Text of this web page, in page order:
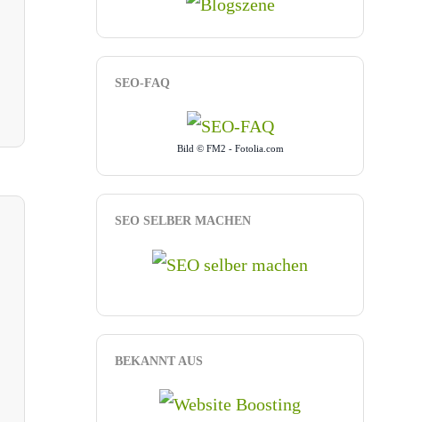
SEO-FAQ
Bild © FM2 - Fotolia.com
SEO SELBER MACHEN
BEKANNT AUS